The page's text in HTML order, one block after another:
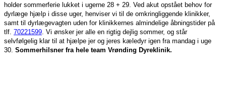
holder sommerferie lukket i ugerne 28 + 29. Ved akut opstået behov for
dyrlæge hjælp i disse uger, henviser vi til de omkringliggende klinikker,
samt til dyrlægevagten uden for klinikkernes almindelige åbningstider på
tlf. 70221599. Vi ønsker jer alle en rigtig dejlig sommer, og står
selvfølgelig klar til at hjælpe jer og jeres kæledyr igen fra mandag i uge
30. Sommerhilsner fra hele team Vrønding Dyreklinik.